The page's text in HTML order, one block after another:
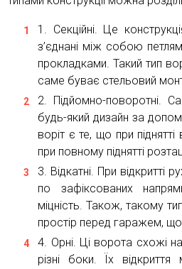
Секційні. Це
з’єднані між собою
прокладками. Такий тип
саме буває стельовий
Підйомно-поворотні.
будь-який дизайн за
воріт є те, що при
при повному піднятті
Відкатні. При відкритті
по зафіксованих
міцність. Також, такому
простір перед гаражем,
Орні. Ці ворота схожі
різні боки. Їх